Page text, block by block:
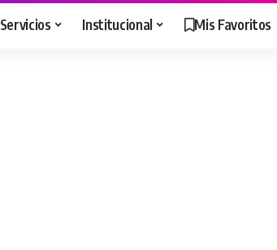
Servicios Institucional Mis Favoritos